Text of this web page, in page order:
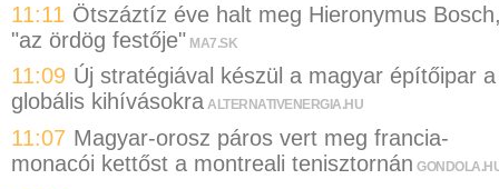
11:11 Ötszáztíz éve halt meg Hieronymus
"az ördög festője" MA7.SK
11:09 Új stratégiával készül a magyar építőipar a
globális kihívásokra ALTERNATIVENERGIA.HU
11:07 Magyar-orosz páros vert meg francia-
monacói kettőst a montreali tenisztornán